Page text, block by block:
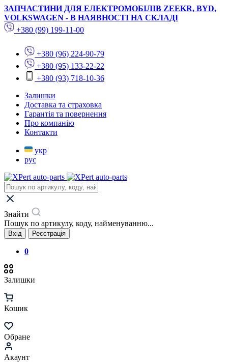
ЗАПЧАСТИНИ ДЛЯ ЕЛЕКТРОМОБІЛІВ ZEEKR, BYD,
VOLKSWAGEN - В НАЯВНОСТІ НА СКЛАДІ
+380 (99) 199-11-00
+380 (96) 224-90-79
+380 (95) 133-22-22
+380 (93) 718-10-36
Залишки
Доставка та страховка
Гарантія та повернення
Про компанію
Контакти
укр
рус
Знайти
Пошук по артикулу, коду, найменуванню...
Вхід Реєстрація
0
Залишки
Кошик
Обране
Акаунт